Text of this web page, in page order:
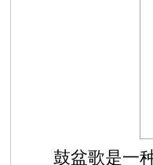
鼓盆歌是一种